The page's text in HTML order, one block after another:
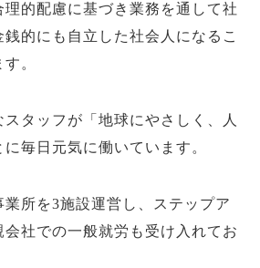
的配慮に基づき業務を通して社
的にも自立した社会人になるこ
。
タッフが「地球にやさしく、人
毎日元気に働いています。
所を3施設運営し、ステップア
会社での一般就労も受け入れてお